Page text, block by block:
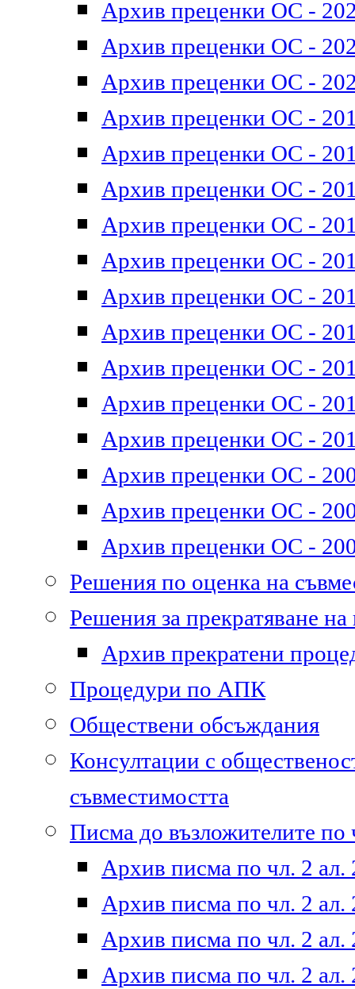
Архив преценки ОС -
Архив преценки ОС -
Архив преценки ОС -
Архив преценки ОС -
Архив преценки ОС -
Архив преценки ОС -
Архив преценки ОС -
Архив преценки ОС -
Архив преценки ОС -
Архив преценки ОС -
Архив преценки ОС -
Архив преценки ОС -
Архив преценки ОС -
Архив преценки ОС -
Архив преценки ОС -
Архив преценки ОС -
Решения по оценка на
Решения за прекратяване
Архив прекратени
Процедури по АПК
Обществени обсъждания
Консултации с
съвместимостта
Писма до възложителите по
Архив писма по чл. 2 ал.
Архив писма по чл. 2 ал.
Архив писма по чл. 2 ал.
Архив писма по чл. 2 ал.